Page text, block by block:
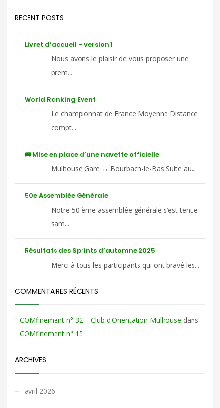
RECENT POSTS
Livret d’accueil – version 1
Nous avons le plaisir de vous proposer une
prem...
World Ranking Event
Le championnat de France Moyenne Distance
compt...
🚌 Mise en place d’une navette officielle
Mulhouse Gare ↔ Bourbach-le-Bas Suite au...
50e Assemblée Générale
Notre 50 ème assemblée générale s’est tenue
sam...
Résultats des Sprints d’automne 2025
Merci à tous les participants qui ont bravé les...
COMMENTAIRES RÉCENTS
COMfinement n° 32 – Club d'Orientation Mulhouse dans
COMfinement n° 15
ARCHIVES
avril 2026